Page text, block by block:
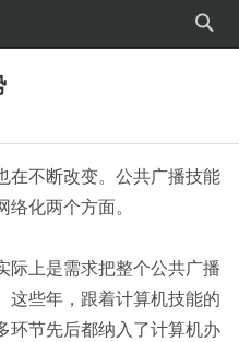
不断改变。公共广播技能
化两个方面。
上是需求把整个公共广播
这些年，跟着计算机技能的
环节先后都纳入了计算机办